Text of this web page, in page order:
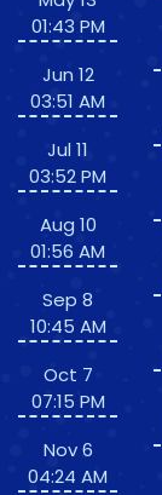
01:43 PM
Jun 12
03:51 AM
Jul 11
03:52 PM
Aug 10
01:56 AM
Sep 8
10:45 AM
Oct 7
07:15 PM
Nov 6
04:24 AM